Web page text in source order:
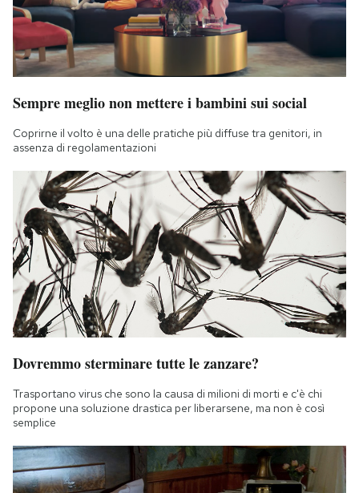
Sempre meglio non mettere i bambini sui social
Coprirne il volto è una delle pratiche più diffuse tra genitori, in
assenza di regolamentazioni
Dovremmo sterminare tutte le zanzare?
Trasportano virus che sono la causa di milioni di morti e c'è chi
propone una soluzione drastica per liberarsene, ma non è così
semplice